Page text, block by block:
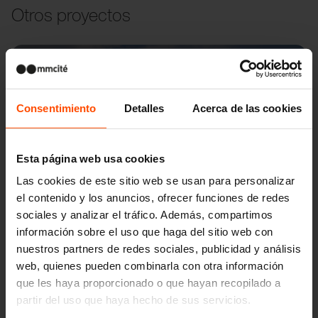
Consentimiento Detalles Acerca de las cookies
Esta página web usa cookies
Las cookies de este sitio web se usan para personalizar
el contenido y los anuncios, ofrecer funciones de redes
sociales y analizar el tráfico. Además, compartimos
información sobre el uso que haga del sitio web con
nuestros partners de redes sociales, publicidad y análisis
web, quienes pueden combinarla con otra información
que les haya proporcionado o que hayan recopilado a
partir del uso que haya hecho de sus servicios.
Otros proyectos
Wien – Donauterasse